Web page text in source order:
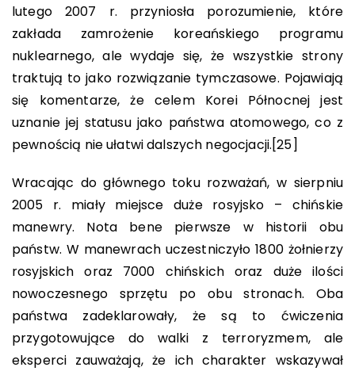
lutego 2007 r. przyniosła porozumienie, które
zakłada zamrożenie koreańskiego programu
nuklearnego, ale wydaje się, że wszystkie strony
traktują to jako rozwiązanie tymczasowe. Pojawiają
się komentarze, że celem Korei Północnej jest
uznanie jej statusu jako państwa atomowego, co z
pewnością nie ułatwi dalszych negocjacji.[25]
Wracając do głównego toku rozważań, w sierpniu
2005 r. miały miejsce duże rosyjsko – chińskie
manewry. Nota bene pierwsze w historii obu
państw. W manewrach uczestniczyło 1800 żołnierzy
rosyjskich oraz 7000 chińskich oraz duże ilości
nowoczesnego sprzętu po obu stronach. Oba
państwa zadeklarowały, że są to ćwiczenia
przygotowujące do walki z terroryzmem, ale
eksperci zauważają, że ich charakter wskazywał